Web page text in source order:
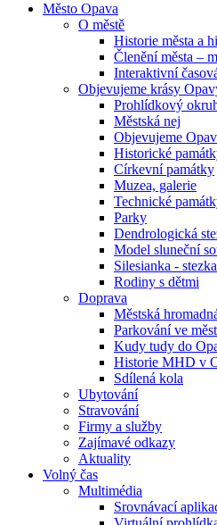
Město Opava
O městě
Historie města a
Členění města –
Interaktivní
Objevujeme krásy
Prohlídkový
Městská nej
Objevujeme
Historické
Církevní památky
Muzea, galerie
Technické
Parky
Dendrologická
Model sluneční
Silesianka -
Rodiny s dětmi
Doprava
Městská
Parkování ve
Kudy tudy do
Historie MHD v
Sdílená kola
Ubytování
Stravování
Firmy a služby
Zajímavé odkazy
Aktuality
Volný čas
Multimédia
Srovnávací